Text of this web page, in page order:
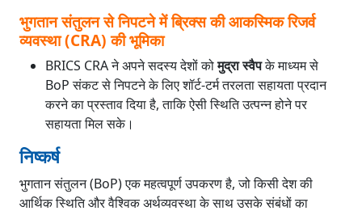
भुगतान संतुलन से निपटने में ब्रिक्स की आकस्मिक रिजर्व
व्यवस्था (CRA) की भूमिका
BRICS CRA ने अपने सदस्य देशों कोमुद्रा स्वैपके माध्यम से
BoP संकट से निपटने के लिए शॉर्ट-टर्म तरलता सहायता प्रदान
करने का प्रस्ताव दिया है, ताकि ऐसी स्थिति उत्पन्न होने पर
सहायता मिल सके।
निष्कर्ष
भुगतान संतुलन (BoP) एक महत्वपूर्ण उपकरण है, जो किसी देश की
आर्थिक स्थिति और वैश्विक अर्थव्यवस्था के साथ उसके संबंधों का